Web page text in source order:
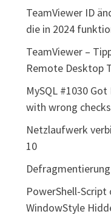
TeamViewer ID
die in 2024
TeamViewer –
Remote Desktop
MySQL #1030
with wrong
Netzlaufwerk
10
PowerShell-Script
WindowStyle